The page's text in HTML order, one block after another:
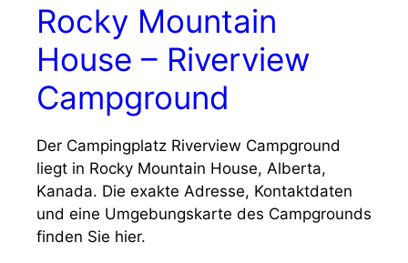
Rocky Mountain
House – Riverview
Campground
Der Campingplatz Riverview Campground
liegt in Rocky Mountain House, Alberta,
Kanada. Die exakte Adresse, Kontaktdaten
und eine Umgebungskarte des Campgrounds
finden Sie hier.